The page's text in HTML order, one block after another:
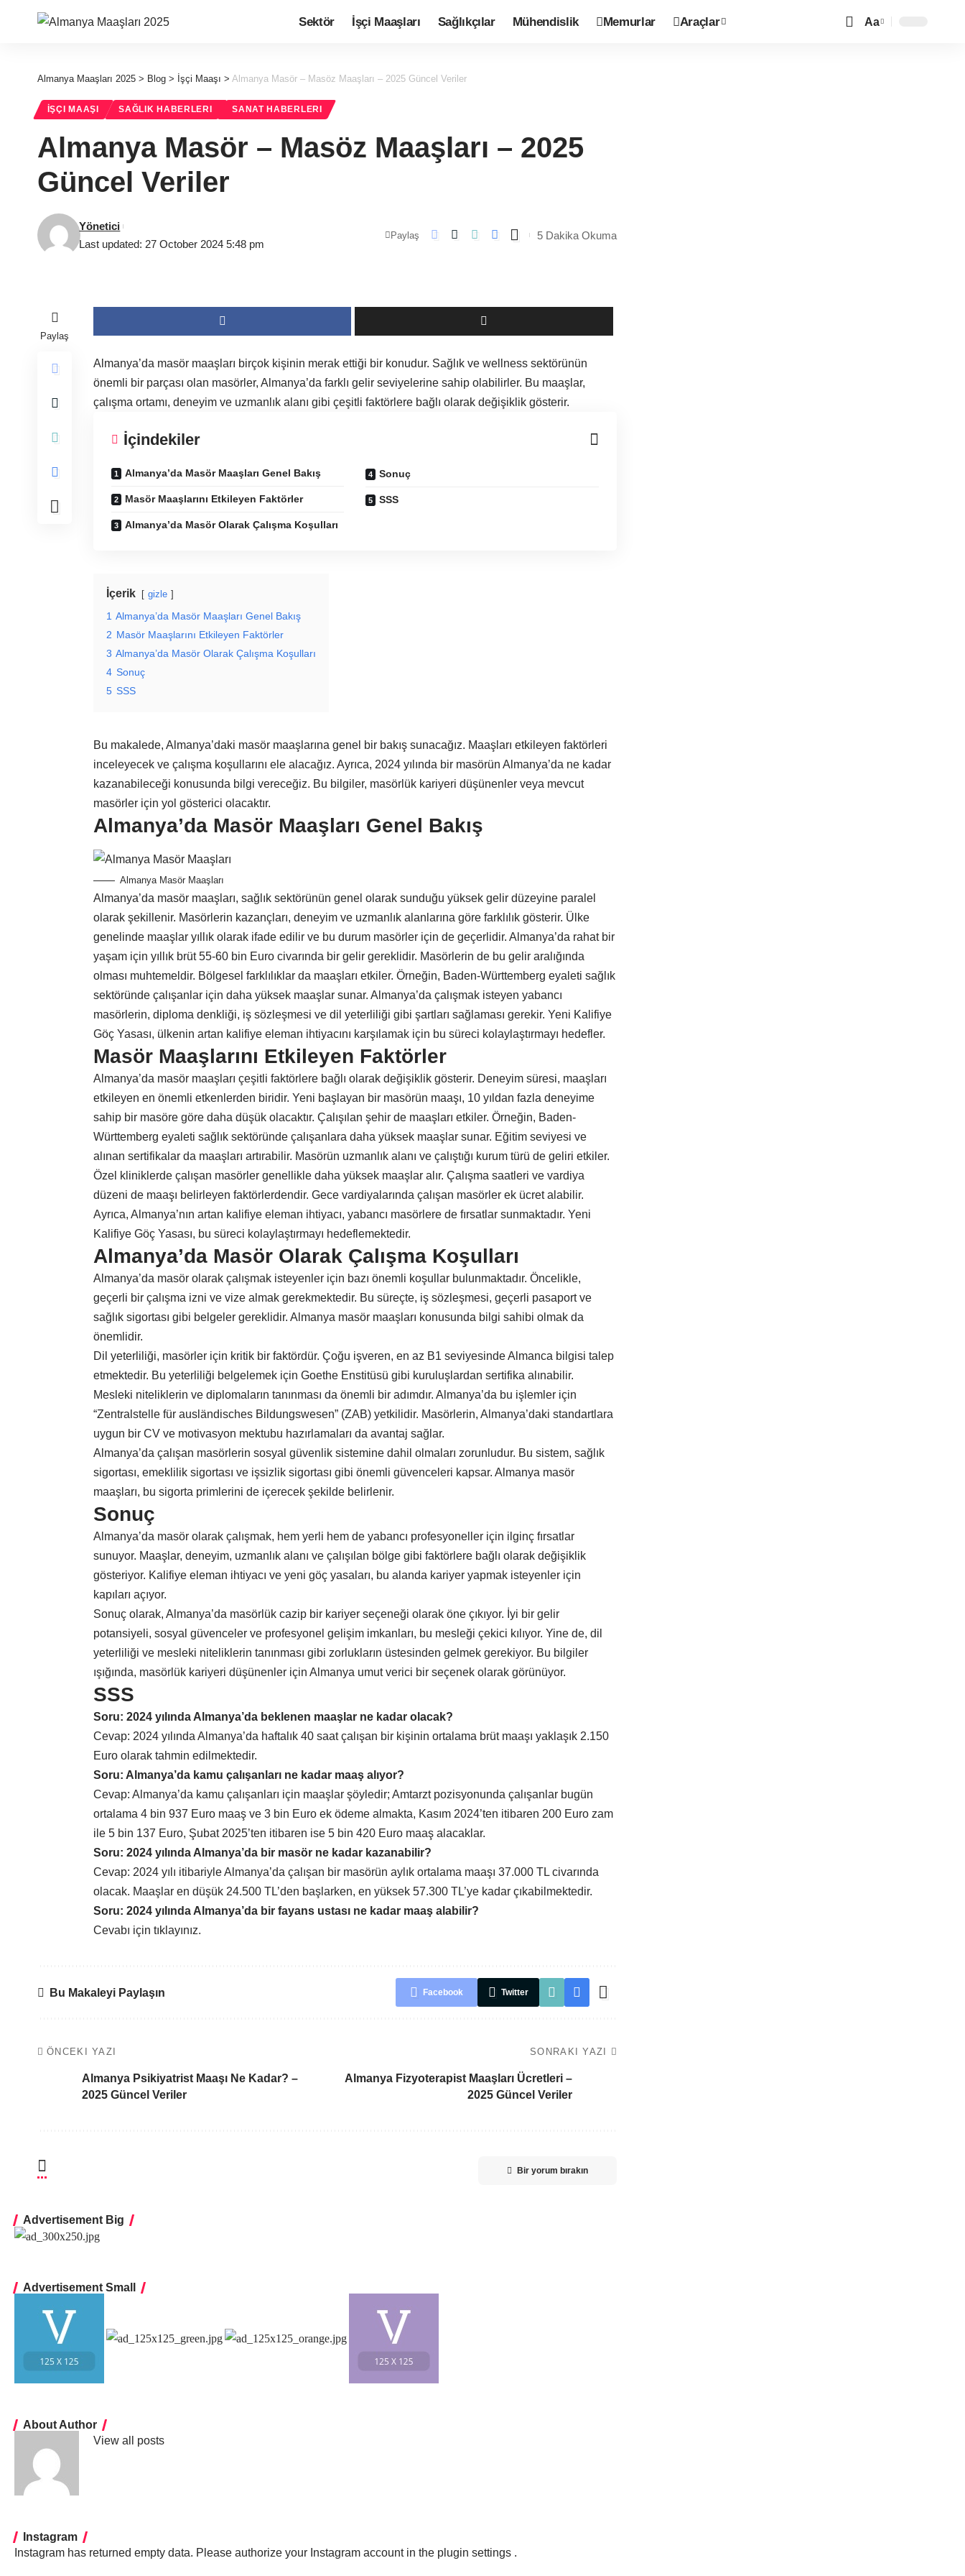
Sektör İşçi Maaşları Sağlıkçılar Mühendislik Memurlar Araçlar Aa
Almanya Maaşları 2025 > Blog > İşçi Maaşı > Almanya Masör – Masöz Maaşları – 2025 Güncel Veriler
İŞÇI MAAŞI SAĞLIK HABERLERI SANAT HABERLERI
Almanya Masör – Masöz Maaşları – 2025
Güncel Veriler
Last updated: 27 October 2024 5:48 pm
Yönetici
Paylaş 5 Dakika Okuma
Paylaş
Almanya’da masör maaşları birçok kişinin merak ettiği bir konudur. Sağlık ve wellness sektörünün
önemli bir parçası olan masörler, Almanya’da farklı gelir seviyelerine sahip olabilirler. Bu maaşlar,
çalışma ortamı, deneyim ve uzmanlık alanı gibi çeşitli faktörlere bağlı olarak değişiklik gösterir.
İçindekiler
Almanya’da Masör Maaşları Genel Bakış
Masör Maaşlarını Etkileyen Faktörler
Almanya’da Masör Olarak Çalışma Koşulları
Sonuç
SSS
İçerik gizle
1 Almanya’da Masör Maaşları Genel Bakış
2 Masör Maaşlarını Etkileyen Faktörler
3 Almanya’da Masör Olarak Çalışma Koşulları
4 Sonuç
5 SSS
Bu makalede, Almanya’daki masör maaşlarına genel bir bakış sunacağız. Maaşları etkileyen faktörleri
inceleyecek ve çalışma koşullarını ele alacağız. Ayrıca, 2024 yılında bir masörün Almanya’da ne kadar
kazanabileceği konusunda bilgi vereceğiz. Bu bilgiler, masörlük kariyeri düşünenler veya mevcut
masörler için yol gösterici olacaktır.
Almanya’da Masör Maaşları Genel Bakış
Almanya Masör Maaşları
Almanya’da masör maaşları, sağlık sektörünün genel olarak sunduğu yüksek gelir düzeyine paralel
olarak şekillenir. Masörlerin kazançları, deneyim ve uzmanlık alanlarına göre farklılık gösterir. Ülke
genelinde maaşlar yıllık olarak ifade edilir ve bu durum masörler için de geçerlidir. Almanya’da rahat bir
yaşam için yıllık brüt 55-60 bin Euro civarında bir gelir gereklidir. Masörlerin de bu gelir aralığında
olması muhtemeldir. Bölgesel farklılıklar da maaşları etkiler. Örneğin, Baden-Württemberg eyaleti sağlık
sektöründe çalışanlar için daha yüksek maaşlar sunar. Almanya’da çalışmak isteyen yabancı
masörlerin, diploma denkliği, iş sözleşmesi ve dil yeterliliği gibi şartları sağlaması gerekir. Yeni Kalifiye
Göç Yasası, ülkenin artan kalifiye eleman ihtiyacını karşılamak için bu süreci kolaylaştırmayı hedefler.
Masör Maaşlarını Etkileyen Faktörler
Almanya’da masör maaşları çeşitli faktörlere bağlı olarak değişiklik gösterir. Deneyim süresi, maaşları
etkileyen en önemli etkenlerden biridir. Yeni başlayan bir masörün maaşı, 10 yıldan fazla deneyime
sahip bir masöre göre daha düşük olacaktır. Çalışılan şehir de maaşları etkiler. Örneğin, Baden-
Württemberg eyaleti sağlık sektöründe çalışanlara daha yüksek maaşlar sunar. Eğitim seviyesi ve
alınan sertifikalar da maaşları artırabilir. Masörün uzmanlık alanı ve çalıştığı kurum türü de geliri etkiler.
Özel kliniklerde çalışan masörler genellikle daha yüksek maaşlar alır. Çalışma saatleri ve vardiya
düzeni de maaşı belirleyen faktörlerdendir. Gece vardiyalarında çalışan masörler ek ücret alabilir.
Ayrıca, Almanya’nın artan kalifiye eleman ihtiyacı, yabancı masörlere de fırsatlar sunmaktadır. Yeni
Kalifiye Göç Yasası, bu süreci kolaylaştırmayı hedeflemektedir.
Almanya’da Masör Olarak Çalışma Koşulları
Almanya’da masör olarak çalışmak isteyenler için bazı önemli koşullar bulunmaktadır. Öncelikle,
geçerli bir çalışma izni ve vize almak gerekmektedir. Bu süreçte, iş sözleşmesi, geçerli pasaport ve
sağlık sigortası gibi belgeler gereklidir. Almanya masör maaşları konusunda bilgi sahibi olmak da
önemlidir.
Dil yeterliliği, masörler için kritik bir faktördür. Çoğu işveren, en az B1 seviyesinde Almanca bilgisi talep
etmektedir. Bu yeterliliği belgelemek için Goethe Enstitüsü gibi kuruluşlardan sertifika alınabilir.
Mesleki niteliklerin ve diplomaların tanınması da önemli bir adımdır. Almanya’da bu işlemler için
“Zentralstelle für ausländisches Bildungswesen” (ZAB) yetkilidir. Masörlerin, Almanya’daki standartlara
uygun bir CV ve motivasyon mektubu hazırlamaları da avantaj sağlar.
Almanya’da çalışan masörlerin sosyal güvenlik sistemine dahil olmaları zorunludur. Bu sistem, sağlık
sigortası, emeklilik sigortası ve işsizlik sigortası gibi önemli güvenceleri kapsar. Almanya masör
maaşları, bu sigorta primlerini de içerecek şekilde belirlenir.
Sonuç
Almanya’da masör olarak çalışmak, hem yerli hem de yabancı profesyoneller için ilginç fırsatlar
sunuyor. Maaşlar, deneyim, uzmanlık alanı ve çalışılan bölge gibi faktörlere bağlı olarak değişiklik
gösteriyor. Kalifiye eleman ihtiyacı ve yeni göç yasaları, bu alanda kariyer yapmak isteyenler için
kapıları açıyor.
Sonuç olarak, Almanya’da masörlük cazip bir kariyer seçeneği olarak öne çıkıyor. İyi bir gelir
potansiyeli, sosyal güvenceler ve profesyonel gelişim imkanları, bu mesleği çekici kılıyor. Yine de, dil
yeterliliği ve mesleki niteliklerin tanınması gibi zorlukların üstesinden gelmek gerekiyor. Bu bilgiler
ışığında, masörlük kariyeri düşünenler için Almanya umut verici bir seçenek olarak görünüyor.
SSS
Soru: 2024 yılında Almanya’da beklenen maaşlar ne kadar olacak?
Cevap: 2024 yılında Almanya’da haftalık 40 saat çalışan bir kişinin ortalama brüt maaşı yaklaşık 2.150
Euro olarak tahmin edilmektedir.
Soru: Almanya’da kamu çalışanları ne kadar maaş alıyor?
Cevap: Almanya’da kamu çalışanları için maaşlar şöyledir; Amtarzt pozisyonunda çalışanlar bugün
ortalama 4 bin 937 Euro maaş ve 3 bin Euro ek ödeme almakta, Kasım 2024’ten itibaren 200 Euro zam
ile 5 bin 137 Euro, Şubat 2025’ten itibaren ise 5 bin 420 Euro maaş alacaklar.
Soru: 2024 yılında Almanya’da bir masör ne kadar kazanabilir?
Cevap: 2024 yılı itibariyle Almanya’da çalışan bir masörün aylık ortalama maaşı 37.000 TL civarında
olacak. Maaşlar en düşük 24.500 TL’den başlarken, en yüksek 57.300 TL’ye kadar çıkabilmektedir.
Soru: 2024 yılında Almanya’da bir fayans ustası ne kadar maaş alabilir?
Cevabı için tıklayınız.
Bu Makaleyi Paylaşın Facebook Twitter
ÖNCEKI YAZI
Almanya Psikiyatrist Maaşı Ne Kadar? –
2025 Güncel Veriler
SONRAKI YAZI
Almanya Fizyoterapist Maaşları Ücretleri –
2025 Güncel Veriler
Bir yorum bırakın
Advertisement Big
Advertisement Small
About Author
View all posts
Instagram
Instagram has returned empty data. Please authorize your Instagram account in the plugin settings .